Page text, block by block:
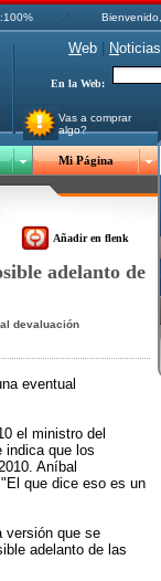
Bienvenido,
Web Noticias
En la Web:
Vas a comprar
algo?
Mi Página
Añadir en flenk
adelanto de
devaluación
eventual
el ministro del
indica que los
Aníbal
que dice eso es un
versión que se
adelanto de las